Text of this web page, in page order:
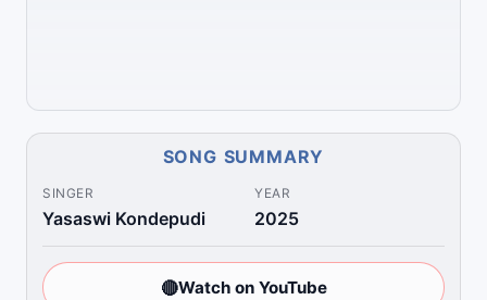
SONG SUMMARY
SINGER
Yasaswi Kondepudi
YEAR
2025
🔴Watch on YouTube